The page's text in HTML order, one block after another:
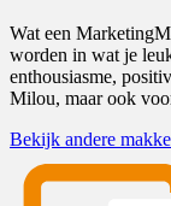
Wat een
worden in wat je
enthousiasme,
Milou, maar ook
Bekijk andere